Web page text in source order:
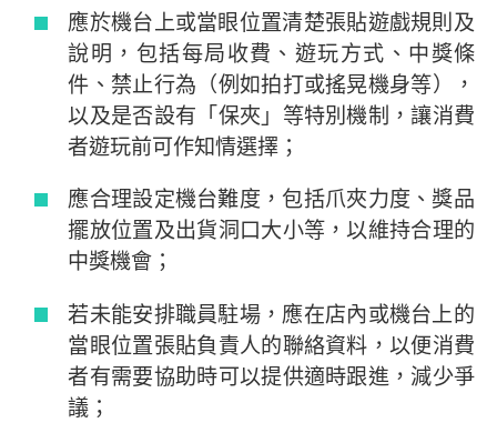
應於機台上或當眼位置清楚張貼遊戲規則及
說明，包括每局收費、遊玩方式、中獎條
件、禁止行為（例如拍打或搖晃機身等），
以及是否設有「保夾」等特別機制，讓消費
者遊玩前可作知情選擇；
應合理設定機台難度，包括爪夾力度、獎品
擺放位置及出貨洞口大小等，以維持合理的
中獎機會；
若未能安排職員駐場，應在店內或機台上的
當眼位置張貼負責人的聯絡資料，以便消費
者有需要協助時可以提供適時跟進，減少爭
議；